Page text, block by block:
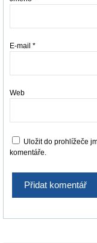
E-mail *
Web
Uložit do prohlížeče
komentáře.